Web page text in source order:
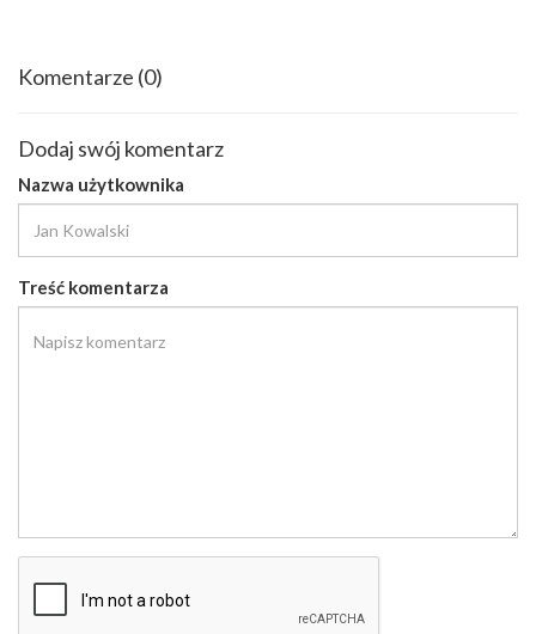
Komentarze (0)
Dodaj swój komentarz
Nazwa użytkownika
Treść komentarza